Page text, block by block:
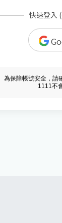
快速登入
為保障帳號安全，請
1111不